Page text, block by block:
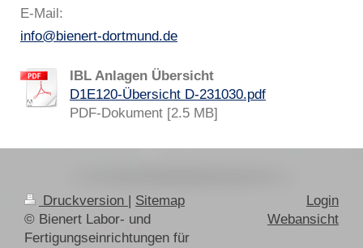
E-Mail:
info@bienert-dortmund.de
IBL Anlagen Übersicht
D1E120-Übersicht D-231030.pdf
PDF-Dokument [2.5 MB]
Druckversion | Sitemap
© Bienert Labor- und
Fertigungseinrichtungen für
Login
Webansicht